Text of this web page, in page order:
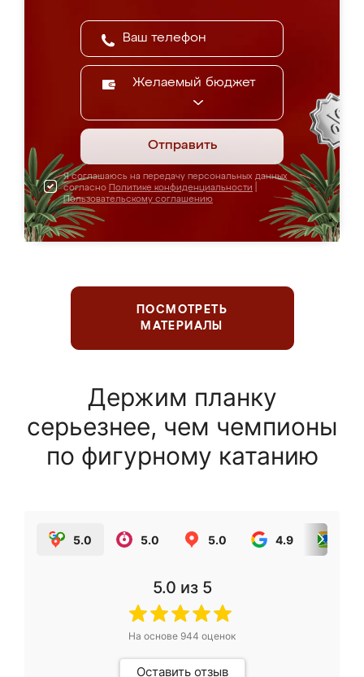
Желаемый бюджет
Отправить
Я соглашаюсь на передачу персональных данных
согласно Политике конфиденциальности
Пользовательскому соглашению
ПОСМОТРЕТЬ
МАТЕРИАЛЫ
Держим планку
серьезнее, чем чемпионы
по фигурному катанию
5.0 5.0 5.0 4.9
5.0 из 5
На основе 944 оценок
Оставить отзыв